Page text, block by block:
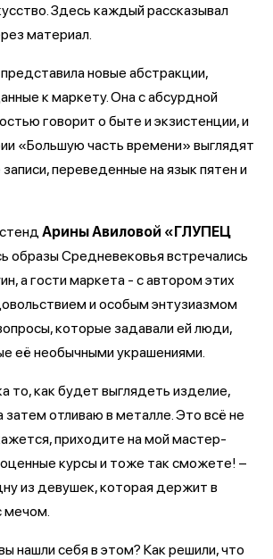
Здесь каждый рассказывал
материал.
представила новые абстракции,
к маркету. Она с абсурдной
говорит о быте и экзистенции, и
«Большую часть времени» выглядят
переведенные на язык пятен и
Арины Авиловой «ГЛУПЕЦ
образы Средневековья встречались
а гости маркета - с автором этих
и особым энтузиазмом
которые задавали ей люди,
её необычными украшениями.
то, как будет выглядеть изделие,
отливаю в металле. Это всё не
приходите на мой мастер-
курсы и тоже так сможете! –
из девушек, которая держит в
мечом.
нашли себя в этом? Как решили, что